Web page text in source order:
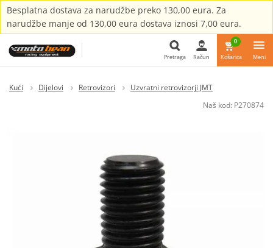
Besplatna dostava za narudžbe preko 130,00 eura. Za
narudžbe manje od 130,00 eura dostava iznosi 7,00 eura.
Pretraga Račun
0
Košarica Meni
Kući Dijelovi Retrovizori
Uzvratni retrovizorji JMT
Naš kod: P270874